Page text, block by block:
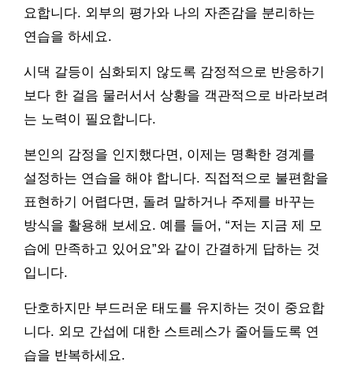
요합니다. 외부의 평가와 나의 자존감을 분리하는
연습을 하세요.
시댁 갈등이 심화되지 않도록 감정적으로 반응하기
보다 한 걸음 물러서서 상황을 객관적으로 바라보려
는 노력이 필요합니다.
본인의 감정을 인지했다면, 이제는 명확한 경계를
설정하는 연습을 해야 합니다. 직접적으로 불편함을
표현하기 어렵다면, 돌려 말하거나 주제를 바꾸는
방식을 활용해 보세요. 예를 들어, “저는 지금 제 모
습에 만족하고 있어요”와 같이 간결하게 답하는 것
입니다.
단호하지만 부드러운 태도를 유지하는 것이 중요합
니다. 외모 간섭에 대한 스트레스가 줄어들도록 연
습을 반복하세요.